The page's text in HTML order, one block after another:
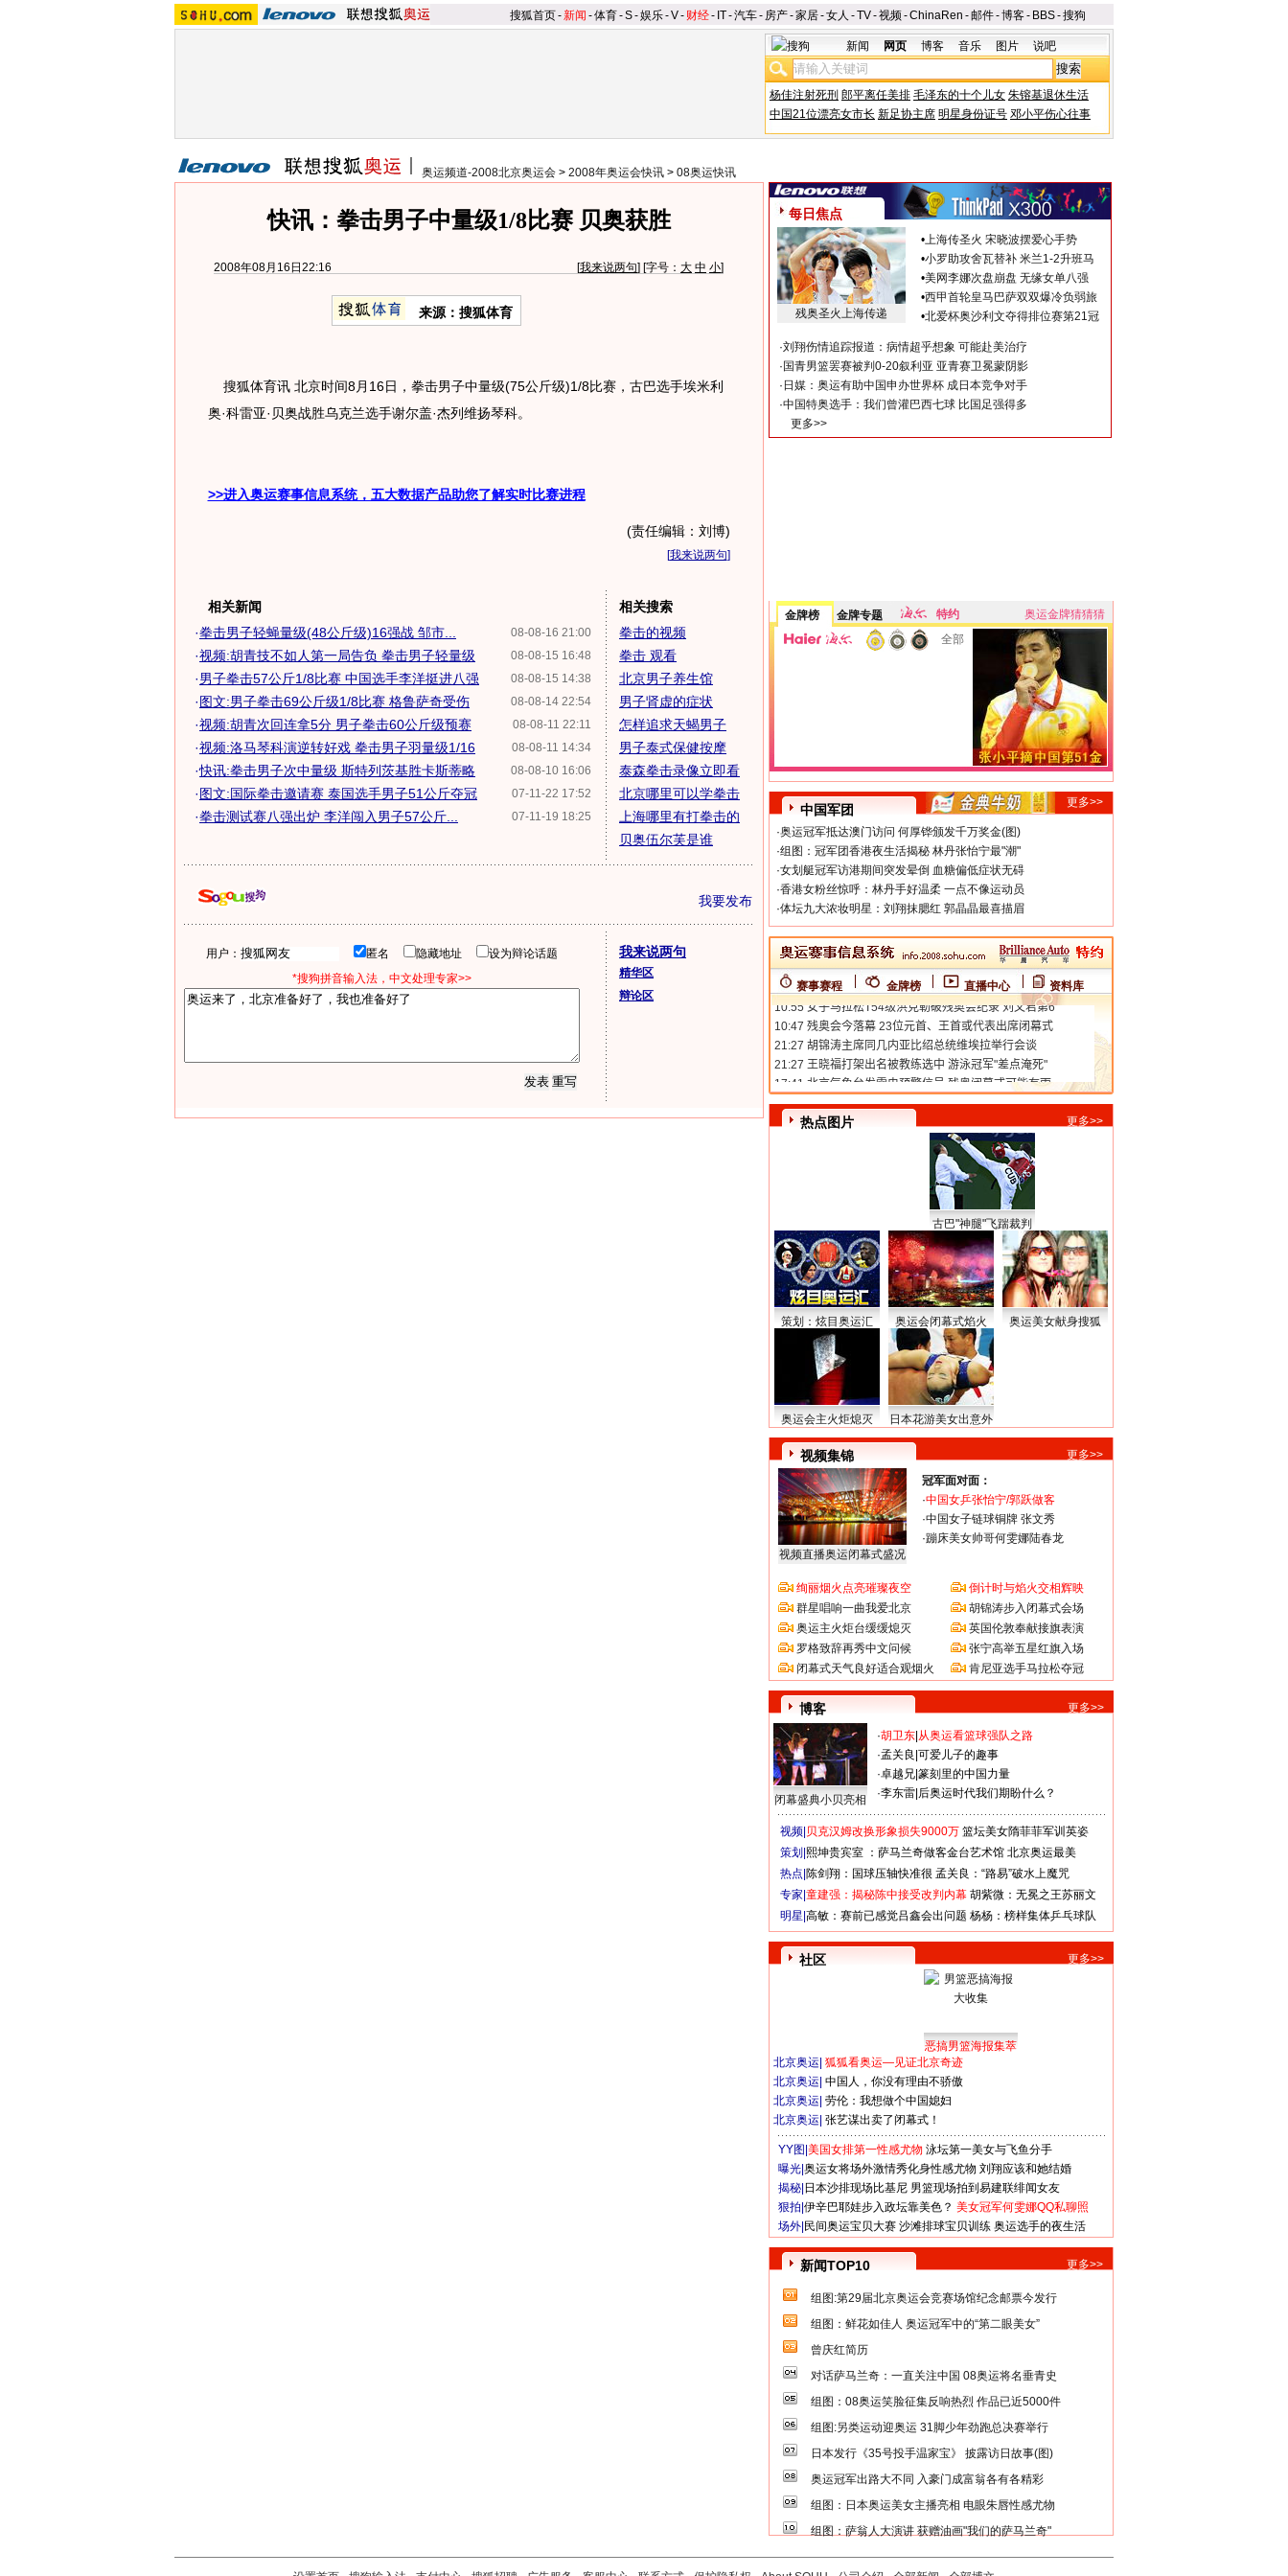
搜狐首页-新闻 -体育-S-娱乐-V- 财经- IT-汽车- 房产-家居-女人 -TV-视频-ChinaRen -邮件-博客- BBS-搜狗
新闻 网页 博客 音乐 图片 说吧
杨佳注射死刑 郎平离任美排 毛泽东的十个儿女 朱镕基退休生活
中国21位漂亮女市长 新足协主席 明星身份证号 邓小平伤心往事
奥运频道-2008北京奥运会 > 2008年奥运会快讯 > 08奥运快讯
快讯：拳击男子中量级1/8比赛 贝奥获胜
2008年08月16日22:16 [我来说两句] [字号： 大 中 小]
来源：搜狐体育
搜狐体育讯 北京时间8月16日，拳击男子中量级(75公斤级)1/8比赛，古巴选手埃米利
奥·科雷亚·贝奥战胜乌克兰选手谢尔盖·杰列维扬琴科。
>>进入奥运赛事信息系统，五大数据产品助您了解实时比赛进程
(责任编辑：刘博)
[我来说两句]
相关新闻
08-08-16 21:00
·拳击男子轻蝇量级(48公斤级)16强战 邹市...
08-08-15 16:48
·视频:胡青技不如人第一局告负 拳击男子轻量级
08-08-15 14:38
·男子拳击57公斤1/8比赛 中国选手李洋挺进八强
08-08-14 22:54
·图文:男子拳击69公斤级1/8比赛 格鲁萨奇受伤
08-08-11 22:11
·视频:胡青次回连拿5分 男子拳击60公斤级预赛
08-08-11 14:34
·视频:洛马琴科演逆转好戏 拳击男子羽量级1/16
08-08-10 16:06
·快讯:拳击男子次中量级 斯特列茨基胜卡斯蒂略
07-11-22 17:52
·图文:国际拳击邀请赛 泰国选手男子51公斤夺冠
07-11-19 18:25
·拳击测试赛八强出炉 李洋闯入男子57公斤...
相关搜索
拳击的视频
拳击 观看
北京男子养生馆
男子肾虚的症状
怎样追求天蝎男子
男子泰式保健按摩
泰森拳击录像立即看
北京哪里可以学拳击
上海哪里有打拳击的
贝奥伍尔芙是谁
我要发布
用户： 匿名 隐藏地址
设为辩论话题
*搜狗拼音输入法，中文处理专家>>
我来说两句
精华区
辩论区
每日焦点
残奥圣火上海传递
•上海传圣火 宋晓波摆爱心手势
•小罗助攻舍瓦替补 米兰1-2升班马
•美网李娜次盘崩盘 无缘女单八强
•西甲首轮皇马巴萨双双爆冷负弱旅
•北爱杯奥沙利文夺得排位赛第21冠
·刘翔伤情追踪报道：病情超乎想象 可能赴美治疗
· 国青男篮罢赛被判0-20叙利亚 亚青赛卫冕蒙阴影
· 日媒：奥运有助中国申办世界杯 成日本竞争对手
·中国特奥选手：我们曾灌巴西七球 比国足强得多
更多>>
金牌榜 金牌专题 特约
奥运金牌猜猜猜
全部
中国军团
更多>>
·奥运冠军抵达澳门访问 何厚铧颁发千万奖金(图)
·组图：冠军团香港夜生活揭秘 林丹张怡宁最"潮"
·女划艇冠军访港期间突发晕倒 血糖偏低症状无碍
·香港女粉丝惊呼：林丹手好温柔 一点不像运动员
·体坛九大浓妆明星：刘翔抹腮红 郭晶晶最喜描眉
赛事赛程 金牌榜 直播中心 资料库
热点图片 更多>>
古巴"神腿"飞踹裁判
策划：炫目奥运汇 奥运会闭幕式焰火 奥运美女献身搜狐
奥运会主火炬熄灭 日本花游美女出意外
视频集锦 更多>>
视频直播奥运闭幕式盛况
冠军面对面：
·中国女乒张怡宁/郭跃做客
·中国女子链球铜牌 张文秀
·蹦床美女帅哥何雯娜陆春龙
绚丽烟火点亮璀璨夜空
群星唱响一曲我爱北京
奥运主火炬台缓缓熄灭
罗格致辞再秀中文问候
闭幕式天气良好适合观烟火
倒计时与焰火交相辉映
胡锦涛步入闭幕式会场
英国伦敦奉献接旗表演
张宁高举五星红旗入场
肯尼亚选手马拉松夺冠
博客 更多>>
闭幕盛典小贝亮相
·胡卫东 从奥运看篮球强队之路
·孟关良 可爱儿子的趣事
·卓越兄 篆刻里的中国力量
·李东雷 后奥运时代我们期盼什么？
视频| 贝克汉姆改换形象损失9000万 篮坛美女隋菲菲军训英姿
策划| 熙坤贵宾室 ：萨马兰奇做客金台艺术馆 北京奥运最美
热点| 陈剑翔：国球压轴快准很 孟关良：“路易”破水上魔咒
专家| 童建强：揭秘陈中接受改判内幕 胡紫微：无冕之王苏丽文
明星| 高敏：赛前已感觉吕鑫会出问题 杨杨：榜样集体乒乓球队
社区 更多>>
恶搞男篮海报集萃
北京奥运 狐狐看奥运—见证北京奇迹
北京奥运 中国人，你没有理由不骄傲
北京奥运 劳伦：我想做个中国媳妇
北京奥运 张艺谋出卖了闭幕式！
YY图| 美国女排第一性感尤物 泳坛第一美女与飞鱼分手
曝光| 奥运女将场外激情秀化身性感尤物 刘翔应该和她结婚
揭秘| 日本沙排现场比基尼 男篮现场拍到易建联绯闻女友
狠拍| 伊辛巴耶娃步入政坛靠美色？ 美女冠军何雯娜QQ私聊照
场外| 民间奥运宝贝大赛 沙滩排球宝贝训练 奥运选手的夜生活
新闻TOP10 更多>>
组图:第29届北京奥运会竞赛场馆纪念邮票今发行
组图：鲜花如佳人 奥运冠军中的“第二眼美女”
曾庆红简历
对话萨马兰奇：一直关注中国 08奥运将名垂青史
组图：08奥运笑脸征集反响热烈 作品已近5000件
组图:另类运动迎奥运 31脚少年劲跑总决赛举行
日本发行《35号投手温家宝》 披露访日故事(图)
奥运冠军出路大不同 入豪门成富翁各有各精彩
组图：日本奥运美女主播亮相 电眼朱唇性感尤物
组图：萨翁人大演讲 获赠油画"我们的萨马兰奇"